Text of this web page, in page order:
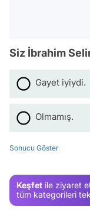
Siz İbrahim
Gayet iyiydi.
Olmamış.
Sonucu Göster
Keşfet ile ziyaret
tüm kategorileri